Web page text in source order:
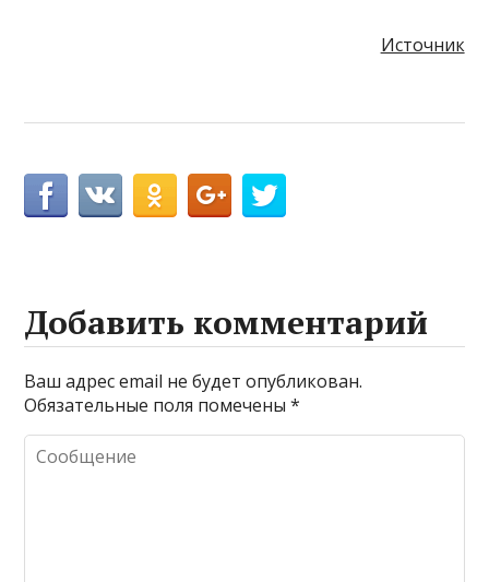
Источник
Добавить комментарий
Ваш адрес email не будет опубликован.
Обязательные поля помечены*